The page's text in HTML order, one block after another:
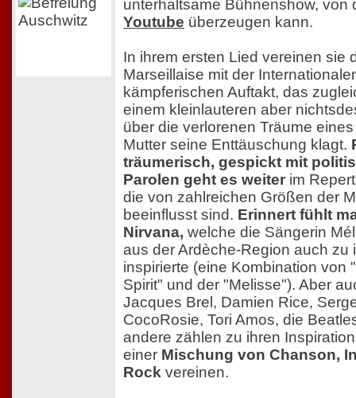
unterhaltsame Bühnenshow, von
Youtube überzeugen kann.
In ihrem ersten Lied vereinen sie
Marseillaise mit der
kämpferischen Auftakt, das
einem kleinlauteren aber
über die verlorenen Träume
Mutter seine Enttäuschung klagt.
träumerisch, gespickt mit
Parolen geht es weiter im
die von zahlreichen Größen der
beeinflusst sind. Erinnert fühlt
Nirvana, welche die Sängerin
aus der Ardèche-Region auch zu
inspirierte (eine Kombination von
Spirit" und der "Melisse"). Aber
Jacques Brel, Damien Rice,
CocoRosie, Tori Amos, die
andere zählen zu ihren
einer Mischung von Chanson,
Rock vereinen.